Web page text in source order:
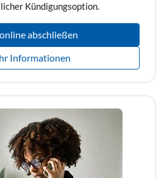
Kündigungsoption.
abschließen
Informationen